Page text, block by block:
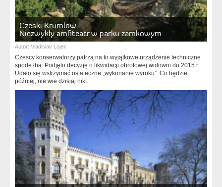
Czeski Krumlow
Niezwykły amfiteatr w parku zamkowym
Autor: Vladislav Lojek
Czescy konserwatorzy patrzą na to wyjątkowe urządzenie techniczne
spode łba. Podjęto decyzję o likwidacji obrotowej widowni do 2015 r.
Udało się wstrzymać ostateczne „wykonanie wyroku”. Co będzie
później, nie wie dzisiaj nikt.